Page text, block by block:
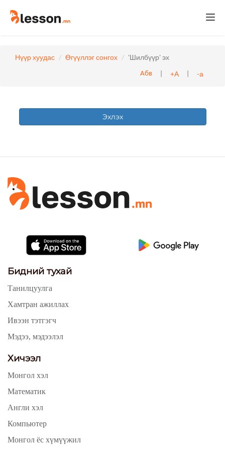
Нүүр хуудас Өгүүллэг сонгох 'Шилбүүр' эх
Абв | +А | -а
Эхлэх
Бидний тухай
Танилцуулга
Хамтран ажиллах
Ивээн тэтгэгч
Мэдээ, мэдээлэл
Хичээл
Монгол хэл
Математик
Англи хэл
Компьютер
Монгол ёс хүмүүжил